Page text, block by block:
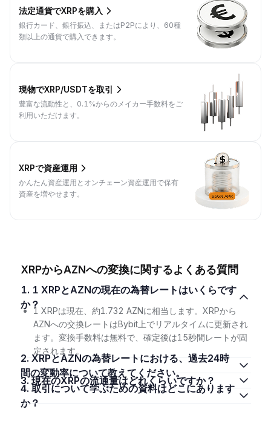
法定通貨でXRPを購入
銀行カード、銀行振込、またはP2Pにより、60種
類以上の通貨で購入できます。
現物でXRP/USDTを取引
豊富な流動性と、0.1%からのメイカー手数料をご
利用いただけます。
XRPで資産運用
かんたん資産運用とオンチェーン資産運用で保有
資産を増やせます。
XRPからAZNへの変換に関するよくある質問
1. 1 XRPとAZNの現在の為替レートはいくらです
か？
1 XRPは現在、約1.732 AZNに相当します。XRPから
AZNへの交換レートはBybit上でリアルタイムに更新され
ます。変換手数料は無料で、確定後は15秒間レートが固
定されます。
2. XRPとAZNの為替レートにおける、過去24時
間の変動率について教えてください。
3. 現在のXRPの流通量はどれくらいですか？
4. 取引について学ぶための資料はどこにあります
か？